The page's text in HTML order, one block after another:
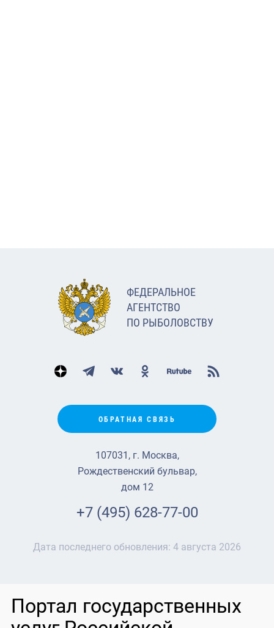
ФЕДЕРАЛЬНОЕ
АГЕНТСТВО
ПО РЫБОЛОВСТВУ
ОБРАТНАЯ СВЯЗЬ
107031, г. Москва,
Рождественский бульвар,
дом 12
+7 (495) 628-77-00
Дата последнего обновления: 4 августа 2026
Портал государственных